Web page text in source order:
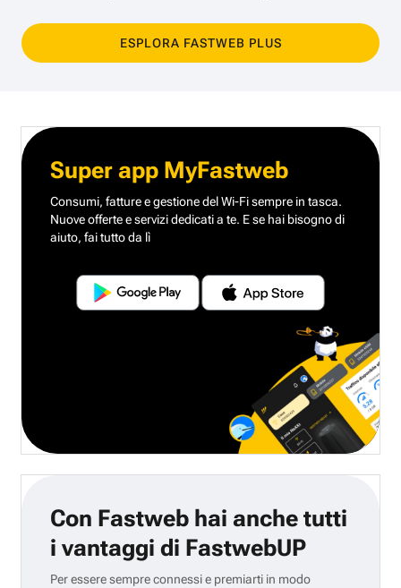
ESPLORA FASTWEB PLUS
Super app MyFastweb
Consumi, fatture e gestione del Wi-Fi sempre in tasca.
Nuove offerte e servizi dedicati a te. E se hai bisogno di
aiuto, fai tutto da lì
Con Fastweb hai anche tutti
i vantaggi di FastwebUP
Per essere sempre connessi e premiarti in modo